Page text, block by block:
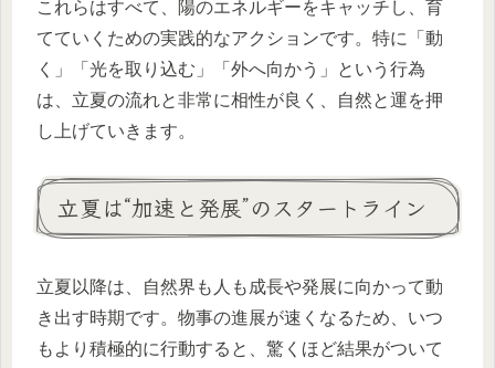
これらはすべて、陽のエネルギーをキャッチし、育
てていくための実践的なアクションです。特に「動
く」「光を取り込む」「外へ向かう」という行為
は、立夏の流れと非常に相性が良く、自然と運を押
し上げていきます。
立夏は“加速と発展”のスタートライン
立夏以降は、自然界も人も成長や発展に向かって動
き出す時期です。物事の進展が速くなるため、いつ
もより積極的に行動すると、驚くほど結果がついて